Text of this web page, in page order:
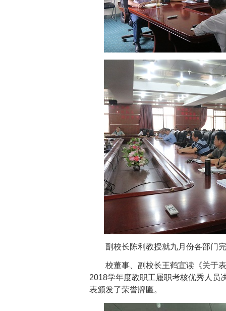
副校长陈利教授就九月份各部门
校董事、副校长王鹤宣读《关于
2018学年度教职工履职考核优秀人员
表颁发了荣誉牌匾。